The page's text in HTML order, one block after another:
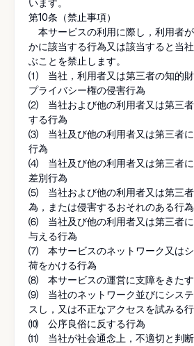
います。
第10条（禁止事項）
本サービスの利用に際し，利用者
かに該当する行為又は該当すると当
ぶことを禁止します。
⑴ 当社，利用者又は第三者の知的財
プライバシー権の侵害行為
⑵ 当社および他の利用者又は第三者
する行為
⑶ 当社及び他の利用者又は第三者に
行為
⑷ 当社及び他の利用者又は第三者に
差別行為
⑸ 当社および他の利用者又は第三者
為，または侵害するおそれのある行為
⑹ 当社及び他の利用者又は第三者に
与える行為
⑺ 本サービスのネットワーク又はシ
荷をかける行為
⑻ 本サービスの運営に支障をきた
⑼ 当社のネットワーク並びにシステ
スし，又は不正なアクセスを試みる
⑽ 公序良俗に反する行為
⑾ 当社が社会通念上，不適切と判断